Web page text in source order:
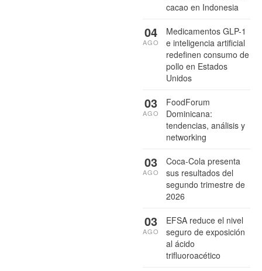
cacao en Indonesia
Medicamentos GLP-1
e inteligencia artificial
redefinen consumo de
pollo en Estados
Unidos
04
AGO
FoodForum
Dominicana:
tendencias, análisis y
networking
03
AGO
Coca-Cola presenta
sus resultados del
segundo trimestre de
2026
03
AGO
EFSA reduce el nivel
seguro de exposición
al ácido
trifluoroacético
03
AGO